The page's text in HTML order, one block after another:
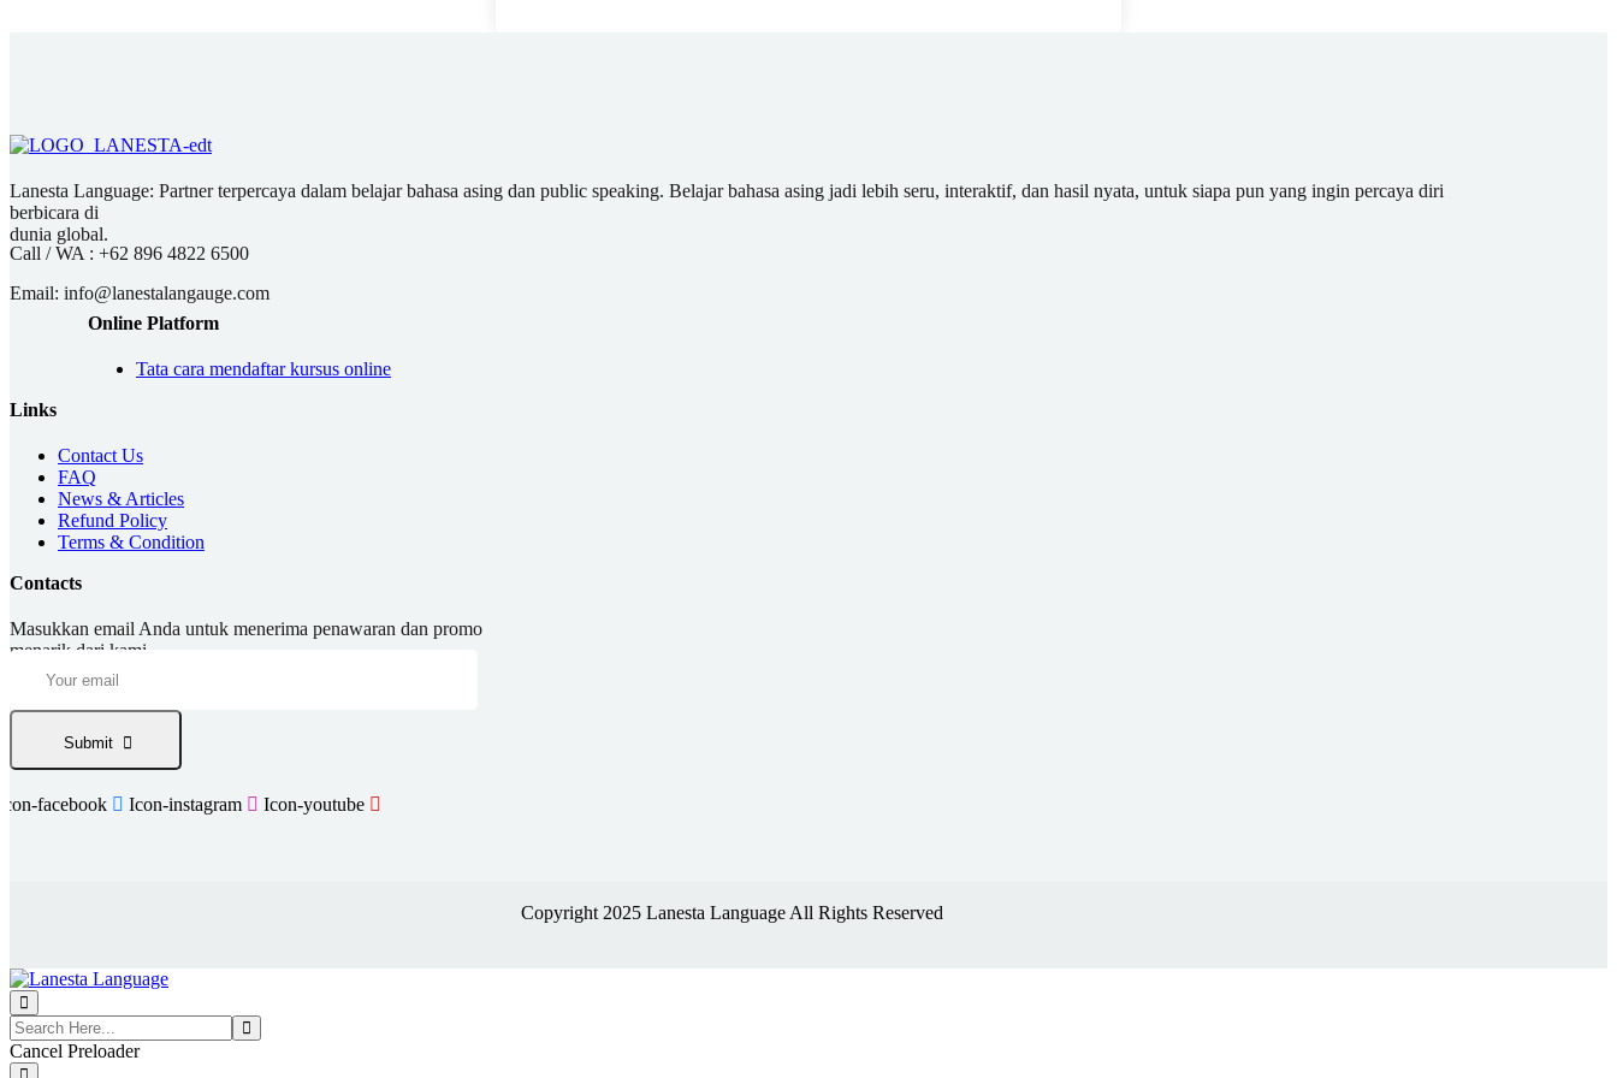
Lanesta Language: Partner terpercaya dalam belajar bahasa asing dan public speaking. Belajar bahasa asing jadi lebih seru, interaktif, dan hasil nyata, untuk siapa pun yang ingin percaya diri
berbicara di
dunia global.
Call / WA : +62 896 4822 6500
Email: info@lanestalangauge.com
Online Platform
Tata cara mendaftar kursus online
Links
Contact Us
FAQ
News & Articles
Refund Policy
Terms & Condition
Contacts
Masukkan email Anda untuk menerima penawaran dan promo
menarik dari kami.
Submit
facebook Icon-instagram Icon-youtube
Copyright 2025 Lanesta Language All Rights Reserved
Cancel Preloader